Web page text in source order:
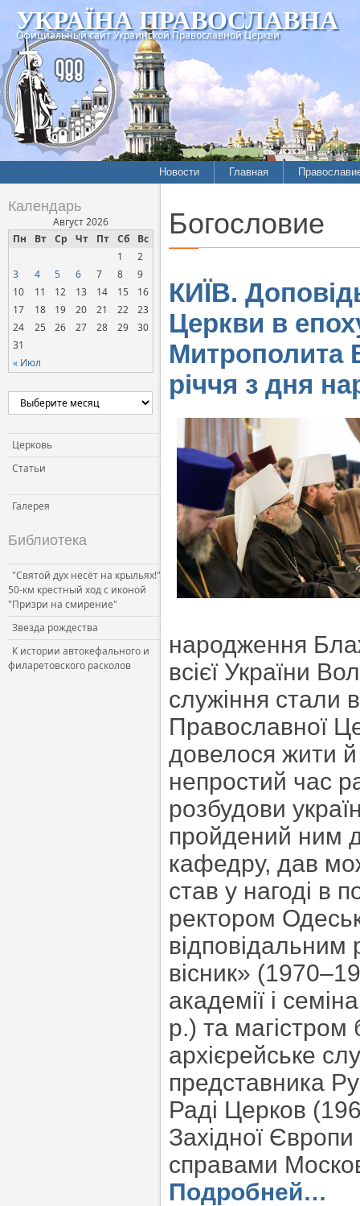
УКРАЇНА ПРАВОСЛАВНА
Официальный сайт Украинской Православной Церкви
Новости Главная
Календарь
Август 2026
Пн
Вт Ср Чт Пт Сб Вс
« Июл
1
2
3
4 5 6 7 8
9
10
11 12 13 14 15
16
17
18 19 20 21 22
23
24
25 26 27 28 29
30
31
Церковь
Статьи
Галерея
Библиотека
"Святой дух несёт на крыльях!"
50-км крестный ход с иконой
"Призри на смирение"
Звезда рождества
К истории автокефального и
филаретовского расколов
Богословие
КИЇВ.
Церкви в
Митрополита
річчя з дня
народження
всієї України
служіння стали
Православної
довелося жити
непростий час
розбудови
пройдений ним
кафедру, дав
став у нагоді в
ректором
вісник»
академії і
р.) та
архієрейське
представника
Раді Церков
Західної
справами
Подробней…